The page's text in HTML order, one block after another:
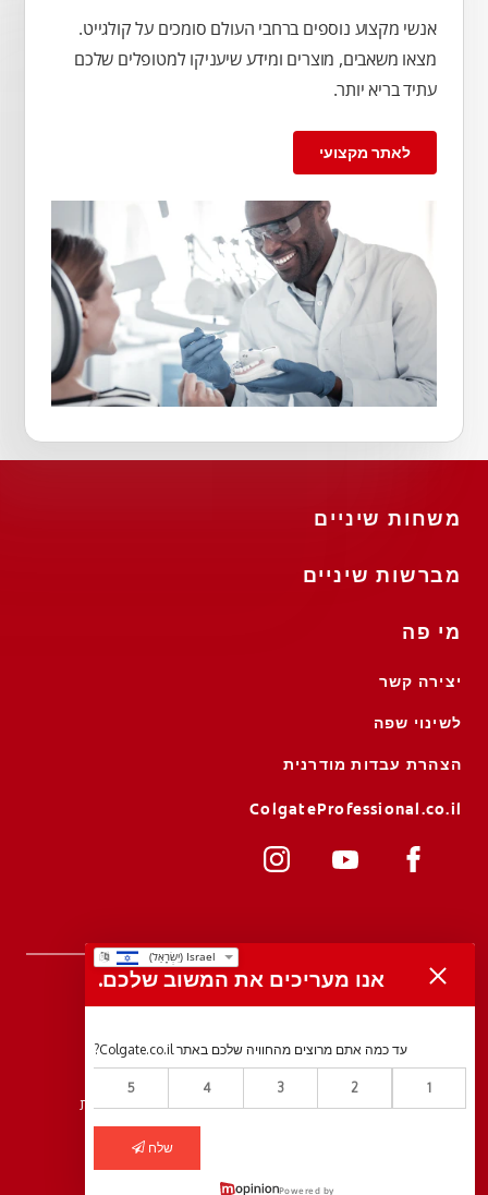
אנשי מקצוע נוספים ברחבי העולם סומכים על קולגייט.
מצאו משאבים, מוצרים ומידע שיעניקו למטופלים שלכם
עתיד בריא יותר.
לאתר מקצועי
משחות שיניים
מברשות שיניים
מי פה
יצירה קשר
לשינוי שפה
הצהרת עבדות מודרנית
ColgateProfessional.co.il
© 2026 Colgate-Palmolive Company. כל הזכויות שמורות
אנו מעריכים את המשוב שלכם.
עד כמה אתם מרוצים מהחוויה שלכם באתר Colgate.co.il?
1
2
3
4
5
שלח
Powered by